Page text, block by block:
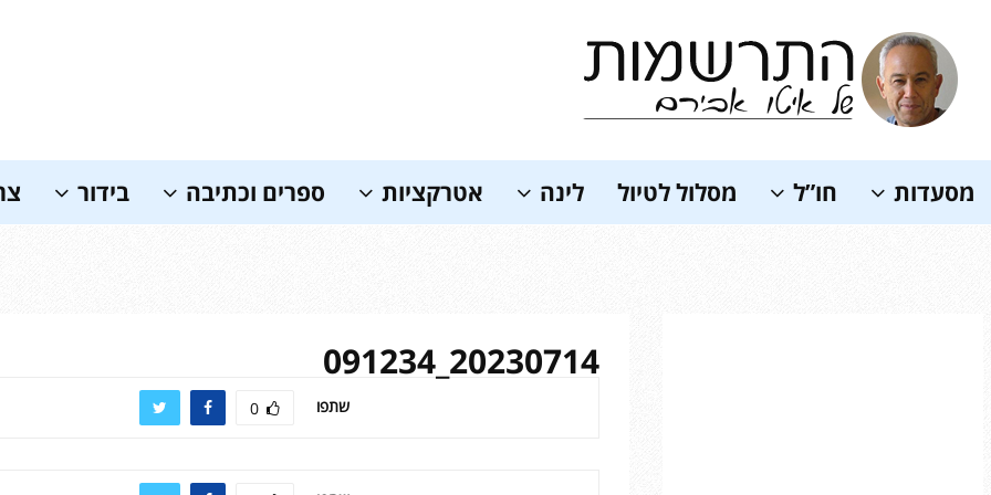
מסעדות חו”ל מסלול לטיול לינה אטרקציות ספרים וכתיבה בידור
20230714_091234
שתפו 0